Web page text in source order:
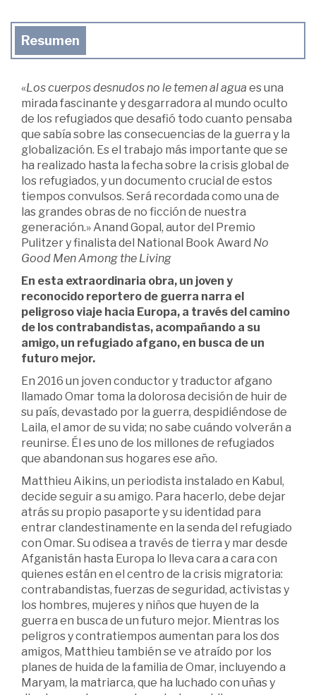
Resumen
«Los cuerpos desnudos no le temen al agua es una
mirada fascinante y desgarradora al mundo oculto
de los refugiados que desafió todo cuanto pensaba
que sabía sobre las consecuencias de la guerra y la
globalización. Es el trabajo más importante que se
ha realizado hasta la fecha sobre la crisis global de
los refugiados, y un documento crucial de estos
tiempos convulsos. Será recordada como una de
las grandes obras de no ficción de nuestra
generación.» Anand Gopal, autor del Premio
Pulitzer y finalista del National Book Award No
Good Men Among the Living
En esta extraordinaria obra, un joven y
reconocido reportero de guerra narra el
peligroso viaje hacia Europa, a través del camino
de los contrabandistas, acompañando a su
amigo, un refugiado afgano, en busca de un
futuro mejor.
En 2016 un joven conductor y traductor afgano
llamado Omar toma la dolorosa decisión de huir de
su país, devastado por la guerra, despidiéndose de
Laila, el amor de su vida; no sabe cuándo volverán a
reunirse. Él es uno de los millones de refugiados
que abandonan sus hogares ese año.
Matthieu Aikins, un periodista instalado en Kabul,
decide seguir a su amigo. Para hacerlo, debe dejar
atrás su propio pasaporte y su identidad para
entrar clandestinamente en la senda del refugiado
con Omar. Su odisea a través de tierra y mar desde
Afganistán hasta Europa lo lleva cara a cara con
quienes están en el centro de la crisis migratoria:
contrabandistas, fuerzas de seguridad, activistas y
los hombres, mujeres y niños que huyen de la
guerra en busca de un futuro mejor. Mientras los
peligros y contratiempos aumentan para los dos
amigos, Matthieu también se ve atraído por los
planes de huida de la familia de Omar, incluyendo a
Maryam, la matriarca, que ha luchado con uñas y